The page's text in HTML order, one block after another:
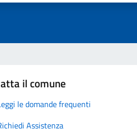
il comune
le domande frequenti
Assistenza